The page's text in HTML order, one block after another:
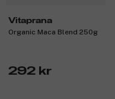
Vitaprana
Organic Maca Blend 250g
292 kr